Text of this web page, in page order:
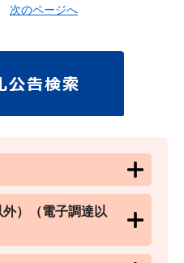
次のページへ
）（電子調達以